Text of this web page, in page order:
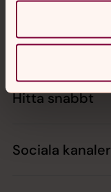
Kalender
Hitta snabbt
Sociala kanaler